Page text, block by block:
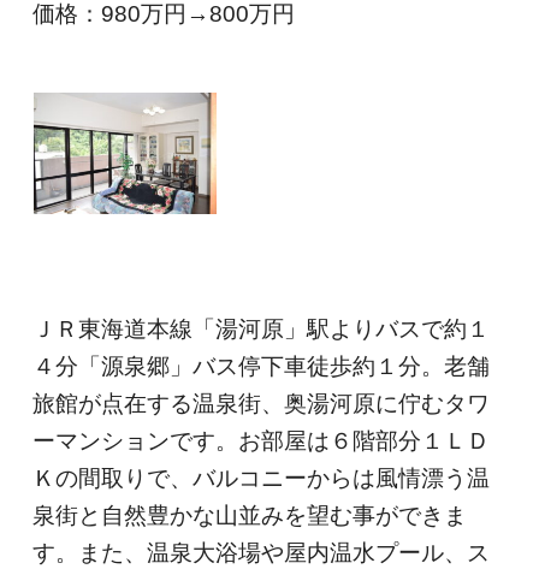
価格：980万円→800万円
ＪＲ東海道本線「湯河原」駅よりバスで約１
４分「源泉郷」バス停下車徒歩約１分。老舗
旅館が点在する温泉街、奥湯河原に佇むタワ
ーマンションです。お部屋は６階部分１ＬＤ
Ｋの間取りで、バルコニーからは風情漂う温
泉街と自然豊かな山並みを望む事ができま
す。また、温泉大浴場や屋内温水プール、ス